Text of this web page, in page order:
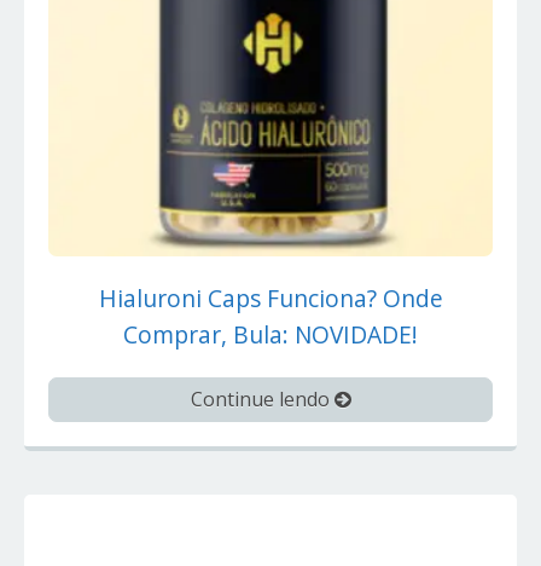
Hialuroni Caps Funciona? Onde
Comprar, Bula: NOVIDADE!
Continue lendo